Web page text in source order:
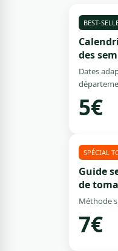
BEST-
des
Dates
5€
SPÉCIAL
Guide
de
Méthode
7€